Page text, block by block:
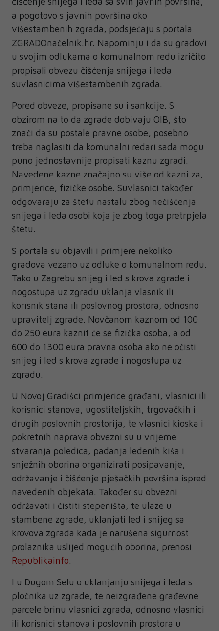
a pogotovo s javnih površina oko
višestambenih zgrada, podsjećaju s portala
ZGRADOnačelnik.hr. Napominju i da su gradovi
u svojim odlukama o komunalnom redu izričito
propisali obvezu čišćenja snijega i leda
suvlasnicima višestambenih zgrada.
Pored obveze, propisane su i sankcije. S
obzirom na to da zgrade dobivaju OIB, što
znači da su postale pravne osobe, posebno
treba naglasiti da komunalni redari sada mogu
puno jednostavnije propisati kaznu zgradi.
Navedene kazne značajno su više od kazni za,
primjerice, fizičke osobe. Suvlasnici također
odgovaraju za štetu nastalu zbog nečišćenja
snijega i leda osobi koja je zbog toga pretrpjela
štetu.
S portala su objavili i primjere nekoliko
gradova vezano uz odluke o komunalnom redu.
Tako u Zagrebu snijeg i led s krova zgrade i
nogostupa uz zgradu uklanja vlasnik ili
korisnik stana ili poslovnog prostora, odnosno
upravitelj zgrade. Novčanom kaznom od 100
do 250 eura kaznit će se fizička osoba, a od
600 do 1300 eura pravna osoba ako ne očisti
snijeg i led s krova zgrade i nogostupa uz
zgradu.
U Novoj Gradišci primjerice građani, vlasnici ili
korisnici stanova, ugostiteljskih, trgovačkih i
drugih poslovnih prostorija, te vlasnici kioska i
pokretnih naprava obvezni su u vrijeme
stvaranja poledica, padanja ledenih kiša i
snježnih oborina organizirati posipavanje,
održavanje i čišćenje pješačkih površina ispred
navedenih objekata. Također su obvezni
održavati i čistiti stepeništa, te ulaze u
stambene zgrade, uklanjati led i snijeg sa
krovova zgrada kada je narušena sigurnost
prolaznika uslijed mogućih oborina, prenosi
Republikainfo.
I u Dugom Selu o uklanjanju snijega i leda s
pločnika uz zgrade, te neizgrađene građevne
parcele brinu vlasnici zgrada, odnosno vlasnici
ili korisnici stanova i poslovnih prostora u